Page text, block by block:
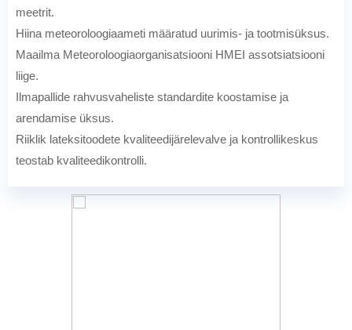
meetrit.
Hiina meteoroloogiaameti määratud uurimis- ja tootmisüksus.
Maailma Meteoroloogiaorganisatsiooni HMEI assotsiatsiooni
liige.
Ilmapallide rahvusvaheliste standardite koostamise ja
arendamise üksus.
Riiklik lateksitoodete kvaliteedijärelevalve ja kontrollikeskus
teostab kvaliteedikontrolli.